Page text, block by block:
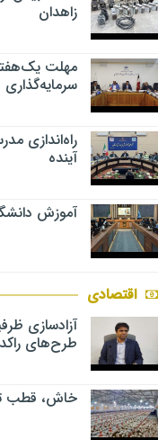
زاهدان
مهلت
سرمایه‌گذاری
راه‌اندازی
آینده
آموزش
اقتصادی
آزادسازی
طرح‌های راکد
خاش، قطب